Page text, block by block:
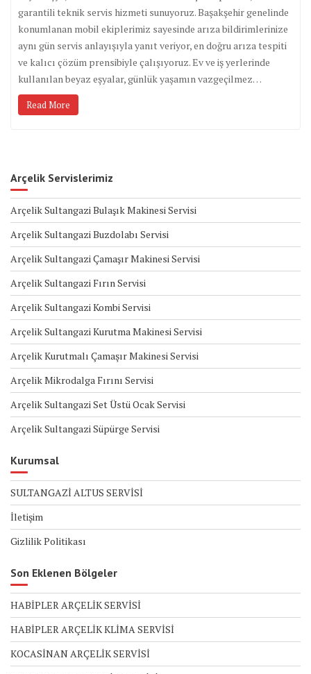
garantili teknik servis hizmeti sunuyoruz. Başakşehir genelinde
konumlanan mobil ekiplerimiz sayesinde arıza bildirimlerinize
aynı gün servis anlayışıyla yanıt veriyor, en doğru arıza tespiti
ve kalıcı çözüm prensibiyle çalışıyoruz. Ev ve iş yerlerinde
kullanılan beyaz eşyalar, günlük yaşamın vazgeçilmez…
Read More
Arçelik Servislerimiz
Arçelik Sultangazi Bulaşık Makinesi Servisi
Arçelik Sultangazi Buzdolabı Servisi
Arçelik Sultangazi Çamaşır Makinesi Servisi
Arçelik Sultangazi Fırın Servisi
Arçelik Sultangazi Kombi Servisi
Arçelik Sultangazi Kurutma Makinesi Servisi
Arçelik Kurutmalı Çamaşır Makinesi Servisi
Arçelik Mikrodalga Fırını Servisi
Arçelik Sultangazi Set Üstü Ocak Servisi
Arçelik Sultangazi Süpürge Servisi
Kurumsal
SULTANGAZİ ALTUS SERVİSİ
İletişim
Gizlilik Politikası
Son Eklenen Bölgeler
HABİPLER ARÇELİK SERVİSİ
HABİPLER ARÇELİK KLİMA SERVİSİ
KOCASİNAN ARÇELİK SERVİSİ